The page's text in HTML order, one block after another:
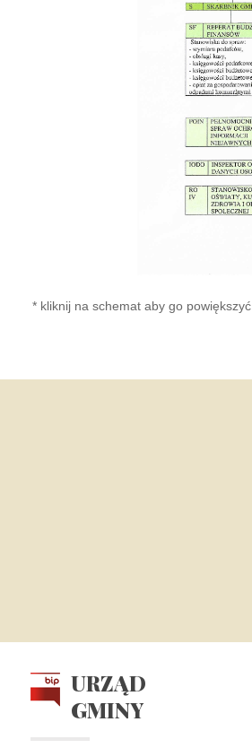
* kliknij na schemat aby go powiększyć
URZĄD
GMINY